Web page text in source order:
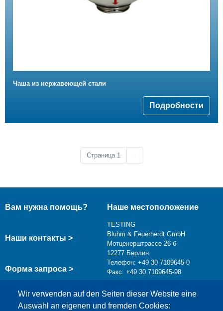
Чаша из нержавеющей стали
Подробности
Страница 1
Wir verwenden auf den Seiten dieser Website eine
Auswahl an eigenen und fremden Cookies:
Вам нужна помощь?
Наши контакты >
Форма запроса >
Наше местоположение
TESTING
Bluhm & Feuerherdt GmbH
Мотценерштрассе 26 б
12277 Берлин
Телефон: +49 30 7109645-0
Факс: +49 30 7109645-98
info@testing.de